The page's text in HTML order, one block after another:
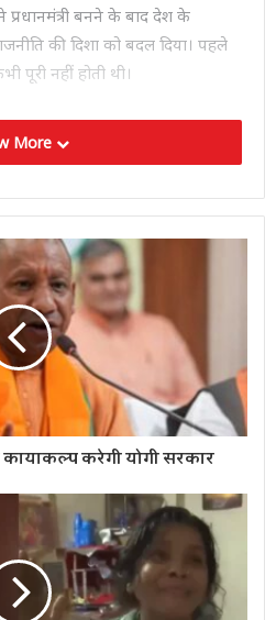
प्रधानमंत्री बनने के बाद देश के
की दिशा को बदल दिया। पहले
पूरी नहीं होती थी।
More
कायाकल्प करेगी योगी सरकार